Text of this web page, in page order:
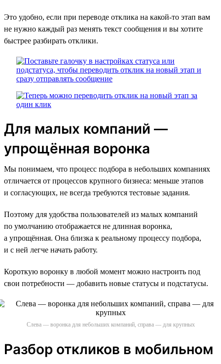
Это удобно, если при переводе отклика на какой-то этап вам
не нужно каждый раз менять текст сообщения и вы хотите
быстрее разбирать отклики.
Для малых компаний —
упрощённая воронка
Мы понимаем, что процесс подбора в небольших компаниях
отличается от процессов крупного бизнеса: меньше этапов
и согласующих, не всегда требуются тестовые задания.
Поэтому для удобства пользователей из малых компаний
по умолчанию отображается не длинная воронка,
а упрощённая. Она близка к реальному процессу подбора,
и с ней легче начать работу.
Короткую воронку в любой момент можно настроить под
свои потребности — добавить новые статусы и подстатусы.
Слева — воронка для небольших компаний, справа — для крупных
Разбор откликов в мобильном